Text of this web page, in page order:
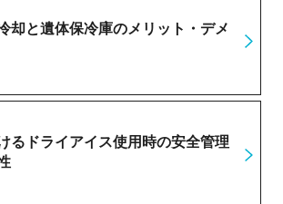
却と遺体保冷庫のメリット・デメ
るドライアイス使用時の安全管理